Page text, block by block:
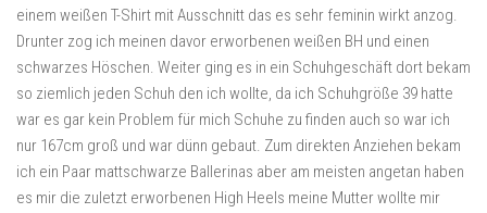
einem weißen T-Shirt mit Ausschnitt das es sehr feminin wirkt anzog.
Drunter zog ich meinen davor erworbenen weißen BH und einen
schwarzes Höschen. Weiter ging es in ein Schuhgeschäft dort bekam
so ziemlich jeden Schuh den ich wollte, da ich Schuhgröße 39 hatte
war es gar kein Problem für mich Schuhe zu finden auch so war ich
nur 167cm groß und war dünn gebaut. Zum direkten Anziehen bekam
ich ein Paar mattschwarze Ballerinas aber am meisten angetan haben
es mir die zuletzt erworbenen High Heels meine Mutter wollte mir